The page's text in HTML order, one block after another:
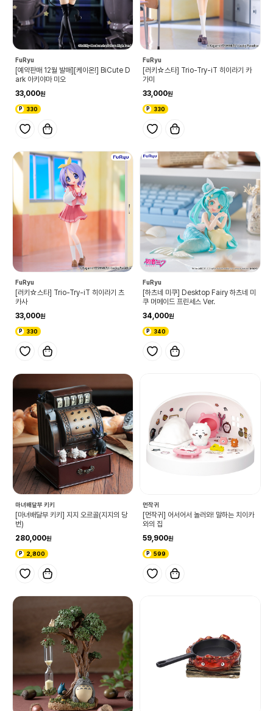
FuRyu
[예약판매 12월 발매][케이온!] BiCute D
ark 아키야마 미오
33,000
330
FuRyu
[러키☆스타] Trio-Try-iT 히이라기 카
가미
33,000
330
FuRyu
[러키☆스타] Trio-Try-iT 히이라기 츠
카사
33,000
330
FuRyu
[하츠네 미쿠] Desktop Fairy 하츠네 미
쿠 머메이드 프린세스 Ver.
34,000
340
마녀배달부 키키
[마녀배달부 키키] 지지 오르골(지지의 당
번)
280,000
2,800
먼작귀
[먼작귀] 어서어서 놀러와! 말하는 치이카
와의 집
59,900
599